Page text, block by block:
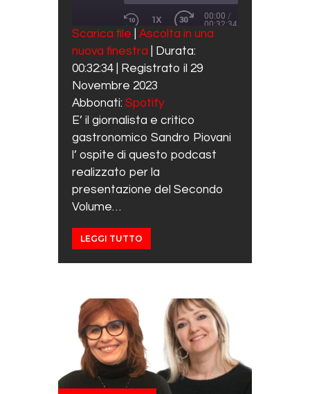
REWIND 10 SECONDS
1X
FAST FORWARD 30
00:00 /
00:32:34
SUBSCRIBE SHARE
Spotify
RSS FEED
SHARE
LINK
EMBED
Scarica file
Ascolta in una
nuova finestra
Durata:
00:32:34
Registrato il 29
Novembre 2023
Abbonati: Spotify
E’ il giornalista e critico
gastronomico Sandro Piovani
l’ ospite di questo podcast
realizzato per la
presentazione del Secondo
Volume…
LEGGI TUTTO